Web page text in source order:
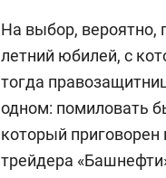
На выбор, вероятно,
летний юбилей, с
тогда
одном: помиловать
который
трейдера